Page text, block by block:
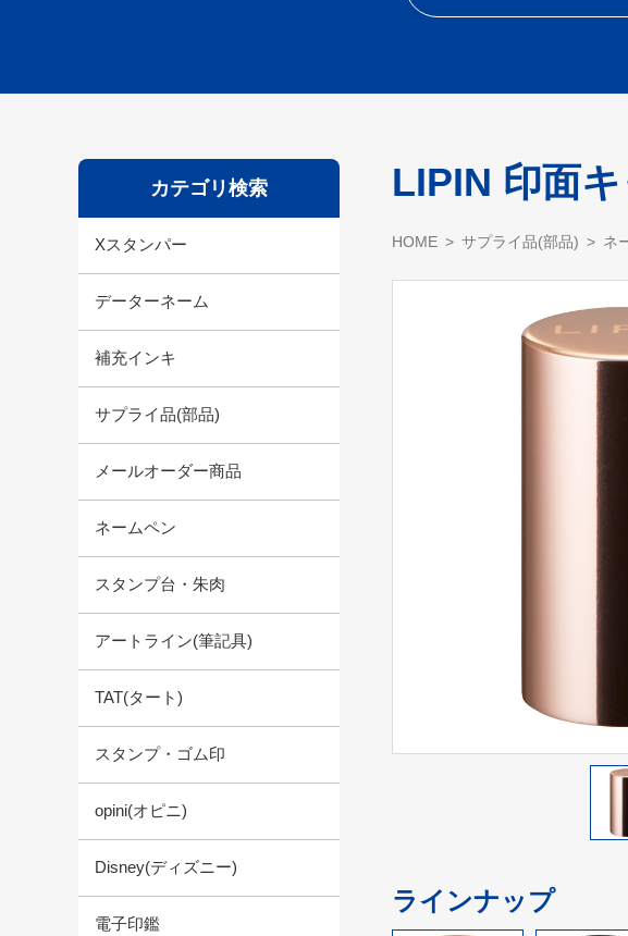
カテゴリ検索
Xスタンパー
データーネーム
補充インキ
サプライ品(部品)
メールオーダー商品
ネームペン
スタンプ台・朱肉
アートライン(筆記具)
TAT(タート)
スタンプ・ゴム印
opini(オピニ)
Disney(ディズニー)
電子印鑑
LIPIN 印面
HOME サプライ品(部品) ネ
ラインナップ